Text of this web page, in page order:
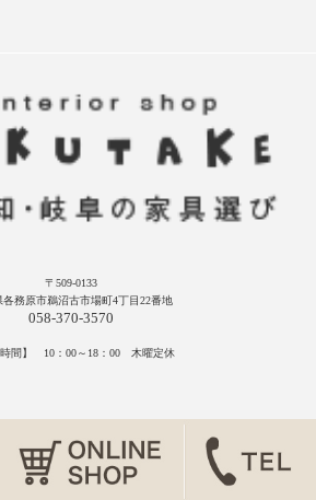
〒509-0133
各務原市鵜沼古市場町4丁目22番地
058-370-3570
時間】 10：00～18：00 木曜定休